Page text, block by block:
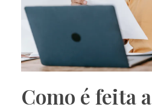
Como é feita a